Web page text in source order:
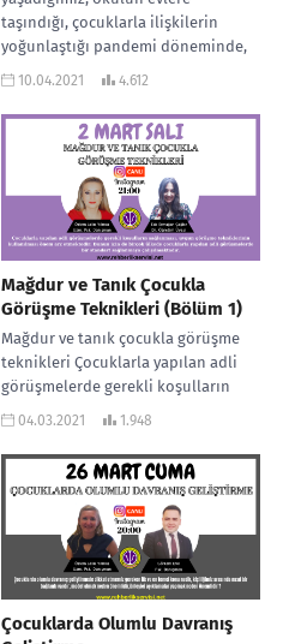
taşındığı, çocuklarla ilişkilerin
yoğunlaştığı pandemi döneminde,
aile içi ilişkileri düzenlemek ve
10.04.2021 4.612
Mağdur ve Tanık Çocukla
Görüşme Teknikleri (Bölüm 1)
Mağdur ve tanık çocukla görüşme
teknikleri Çocuklarla yapılan adli
görüşmelerde gerekli koşulların
sağlanması, uygun görüşme
etmektedir....
04.03.2021 1.948
Çocuklarda Olumlu Davranış